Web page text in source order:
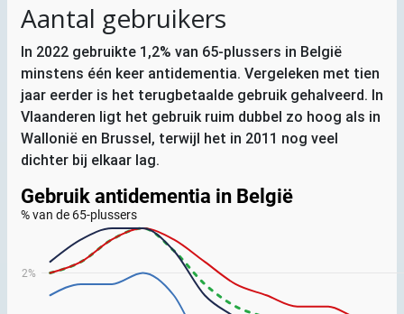
Aantal gebruikers
In 2022 gebruikte 1,2% van 65-plussers in België
minstens één keer antidementia. Vergeleken met tien
jaar eerder is het terugbetaalde gebruik gehalveerd. In
Vlaanderen ligt het gebruik ruim dubbel zo hoog als in
Wallonië en Brussel, terwijl het in 2011 nog veel
dichter bij elkaar lag.